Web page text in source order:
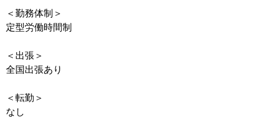
＜勤務体制＞
定型労働時間制
＜出張＞
全国出張あり
＜転勤＞
なし